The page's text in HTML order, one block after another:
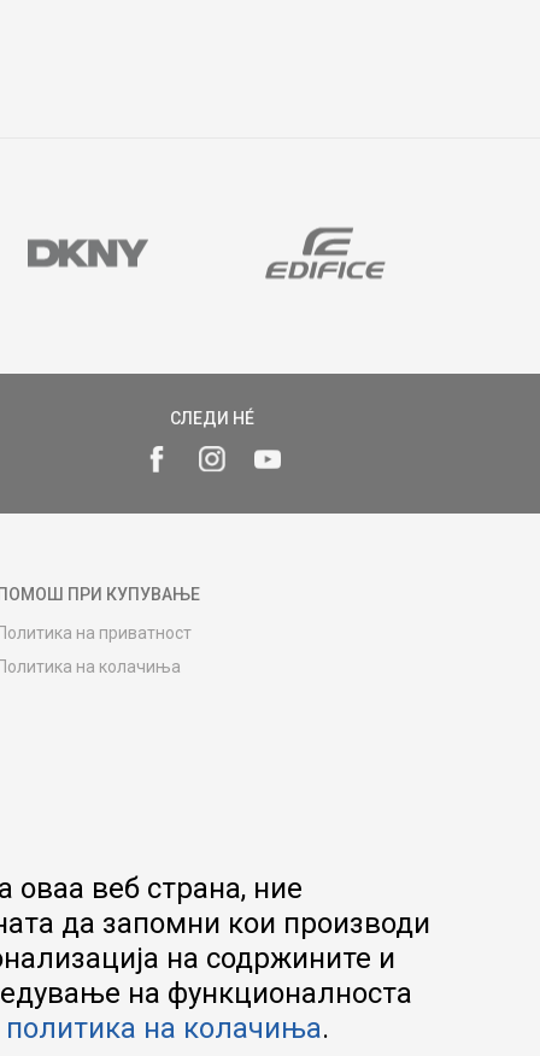
СЛЕДИ НÉ
ПОМОШ ПРИ КУПУВАЊЕ
Политика на приватност
Политика на колачиња
Product Finder
оваа веб страна, ние
да запомни кои производи
на содржините и
на функционалноста
политика на колачиња.